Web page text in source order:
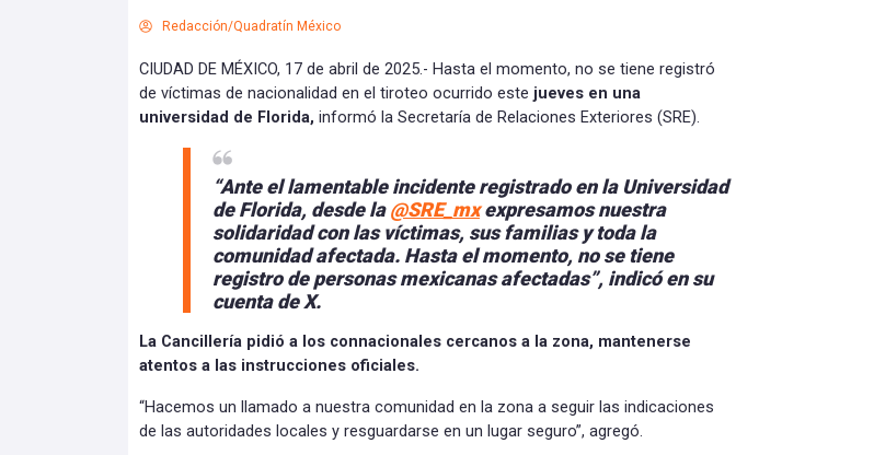
Redacción/Quadratín México
CIUDAD DE MÉXICO, 17 de abril de 2025.- Hasta el momento, no se tiene registró
de víctimas de nacionalidad en el tiroteo ocurrido este jueves en una
universidad de Florida, informó la Secretaría de Relaciones Exteriores (SRE).
“Ante el lamentable incidente registrado en la Universidad
de Florida, desde la@SRE_mxexpresamos nuestra
solidaridad con las víctimas, sus familias y toda la
comunidad afectada. Hasta el momento, no se tiene
registro de personas mexicanas afectadas”, indicó en su
cuenta de X.
La Cancillería pidió a los connacionales cercanos a la zona, mantenerse
atentos a las instrucciones oficiales.
“Hacemos un llamado a nuestra comunidad en la zona a seguir las indicaciones
de las autoridades locales y resguardarse en un lugar seguro”, agregó.